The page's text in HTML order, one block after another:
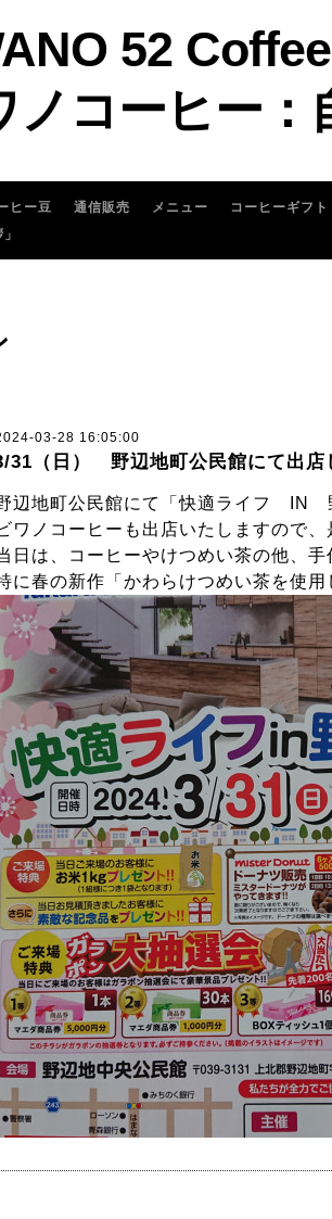
52
ノコーヒー：
ヒー豆 通信販売 メニュー コーヒーギフト
03-28 16:05:00
31（日） 野辺地町公民館にて出店
辺地町公民館にて「快適ライフ IN
ワノコーヒーも出店いたしますので、
日は、コーヒーやけつめい茶の他、手
に春の新作「かわらけつめい茶を使用